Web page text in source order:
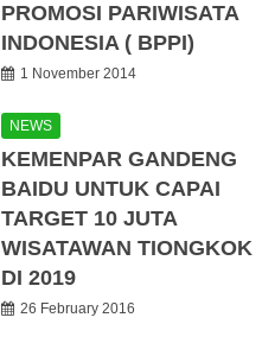
PROMOSI PARIWISATA
INDONESIA ( BPPI)
1 November 2014
NEWS
KEMENPAR GANDENG
BAIDU UNTUK CAPAI
TARGET 10 JUTA
WISATAWAN TIONGKOK
DI 2019
26 February 2016